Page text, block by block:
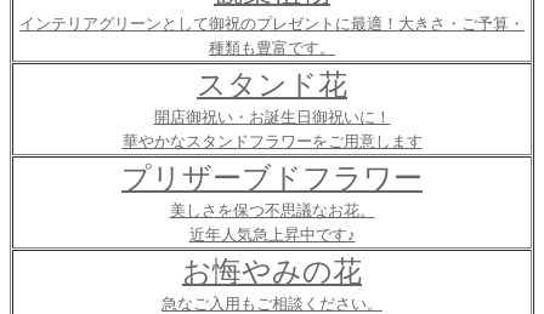
インテリアグリーンとして御祝のプレゼントに最適！大きさ・ご予算・
種類も豊富です。
スタンド花
開店御祝い・お誕生日御祝いに！
華やかなスタンドフラワーをご用意します
プリザーブドフラワー
美しさを保つ不思議なお花。
近年人気急上昇中です♪
お悔やみの花
急なご入用もご相談ください。